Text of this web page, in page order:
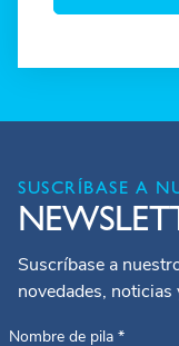
SUSCRÍBASE A
Suscríbase a
novedades, noticias
Nombre de pila *